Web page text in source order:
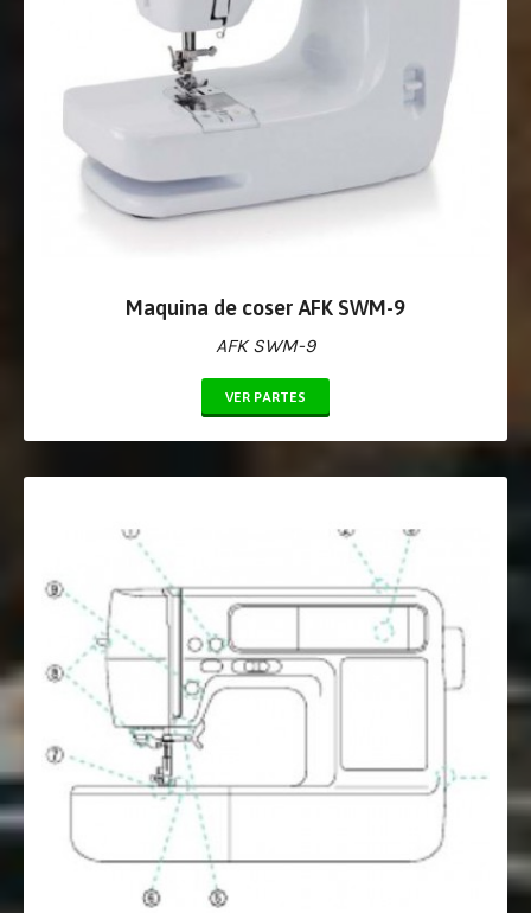
Maquina de coser AFK SWM-9
AFK SWM-9
VER PARTES